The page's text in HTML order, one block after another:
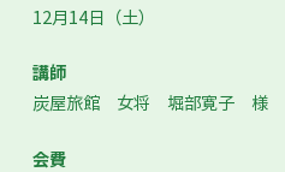
12月14日（土）
講師
炭屋旅館 女将 堀部寛子 様
会費